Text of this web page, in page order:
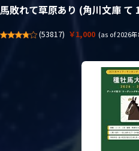
馬敗れて草原あり (角川文庫 て
(53817) ￥1,000 (as of 2026